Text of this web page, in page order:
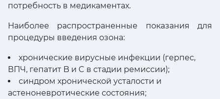
потребность в медикаментах.
Наиболее распространенные показания для
процедуры введения озона:
хронические вирусные инфекции (герпес,
ВПЧ, гепатит B и C в стадии ремиссии);
синдром хронической усталости и
астеноневротические состояния;